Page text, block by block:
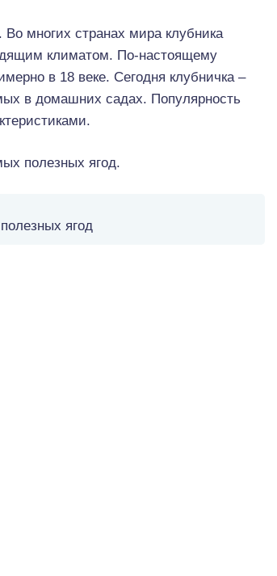
многих странах мира клубника
климатом. По-настоящему
в 18 веке. Сегодня клубничка –
в домашних садах. Популярность
полезных ягод.
ягод